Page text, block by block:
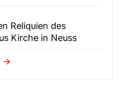
Reliquien des
Kirche in Neuss